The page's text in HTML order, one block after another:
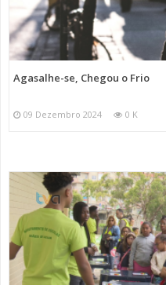
Agasalhe-se, Chegou o Frio
09 Dezembro 2024 0 K